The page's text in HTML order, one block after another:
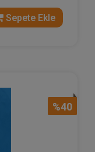
Sepete Ekle
%40